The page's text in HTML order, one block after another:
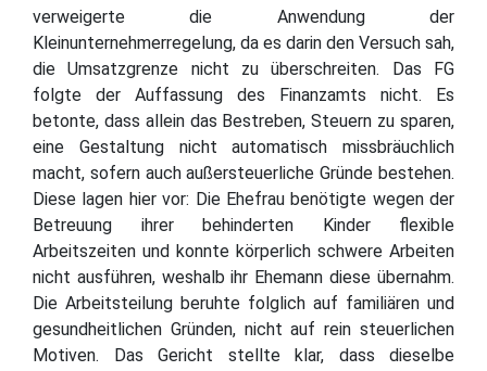
verweigerte die Anwendung der
Kleinunternehmerregelung, da es darin den Versuch sah,
die Umsatzgrenze nicht zu überschreiten. Das FG
folgte der Auffassung des Finanzamts nicht. Es
betonte, dass allein das Bestreben, Steuern zu sparen,
eine Gestaltung nicht automatisch missbräuchlich
macht, sofern auch außersteuerliche Gründe bestehen.
Diese lagen hier vor: Die Ehefrau benötigte wegen der
Betreuung ihrer behinderten Kinder flexible
Arbeitszeiten und konnte körperlich schwere Arbeiten
nicht ausführen, weshalb ihr Ehemann diese übernahm.
Die Arbeitsteilung beruhte folglich auf familiären und
gesundheitlichen Gründen, nicht auf rein steuerlichen
Motiven. Das Gericht stellte klar, dass dieselbe